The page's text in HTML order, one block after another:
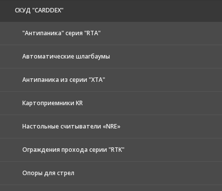
CКУД "CARDDEX"
"Антипаника" серия "RTA"
Автоматические шлагбаумы
Антипаника из серии "XTA"
Картоприемники KR
Настольные считыватели «NRE»
Ограждения прохода серии "RTK"
Опоры для стрел